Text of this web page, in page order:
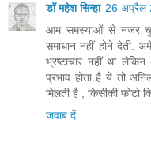
डॉ महेश सिन्हा 26 अप्रैल
आम समस्याओं से नजर
समाधान नहीं होने देती.
भ्रष्टाचार नहीं था
प्रभाव होता है ये तो
मिलती है , किसीकी फोटो
जवाब दें